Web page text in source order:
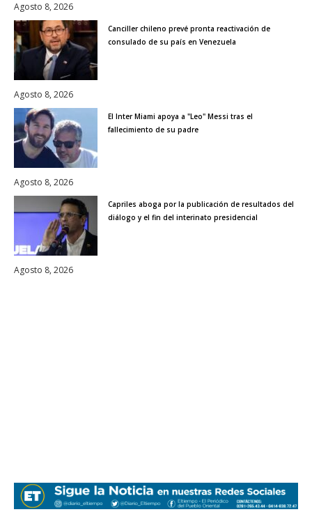
Agosto 8, 2026
Canciller chileno prevé pronta reactivación de
consulado de su país en Venezuela
Agosto 8, 2026
El Inter Miami apoya a "Leo" Messi tras el
fallecimiento de su padre
Agosto 8, 2026
Capriles aboga por la publicación de resultados del
diálogo y el fin del interinato presidencial
Agosto 8, 2026